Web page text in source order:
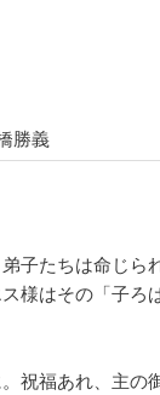
勝義
子たちは命じら
様はその「子ろ
祝福あれ、主の